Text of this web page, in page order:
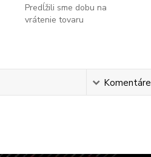
Predĺžili sme dobu na
vrátenie tovaru
Komentáre